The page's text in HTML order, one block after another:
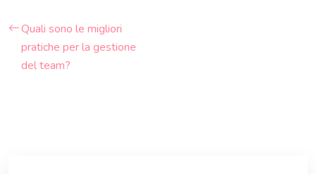
Quali sono le migliori
pratiche per la gestione
del team?